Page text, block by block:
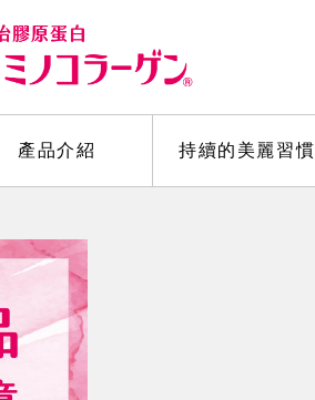
產品介紹 持續的美麗習慣